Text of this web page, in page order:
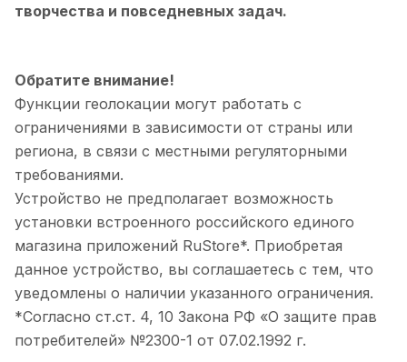
творчества и повседневных задач.
Обратите внимание!
Функции геолокации могут работать с
ограничениями в зависимости от страны или
региона, в связи с местными регуляторными
требованиями.
Устройство не предполагает возможность
установки встроенного российского единого
магазина приложений RuStore*. Приобретая
данное устройство, вы соглашаетесь с тем, что
уведомлены о наличии указанного ограничения.
*Согласно ст.ст. 4, 10 Закона РФ «О защите прав
потребителей» №2300-1 от 07.02.1992 г.